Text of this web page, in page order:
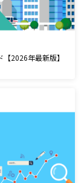
2026年最新版】